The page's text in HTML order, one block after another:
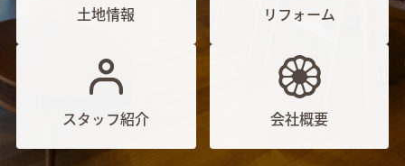
土地情報 リフォーム
スタッフ紹介 会社概要